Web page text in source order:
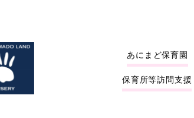
あにまど保育園
保育所等訪問支援